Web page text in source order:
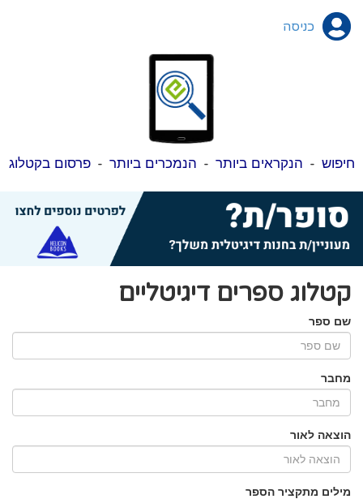
כניסה
חיפוש - הנקראים ביותר - הנמכרים ביותר -פרסום בקטלוג
קטלוג ספרים דיגיטליים
שם ספר
מחבר
הוצאה לאור
מילים מתקציר הספר